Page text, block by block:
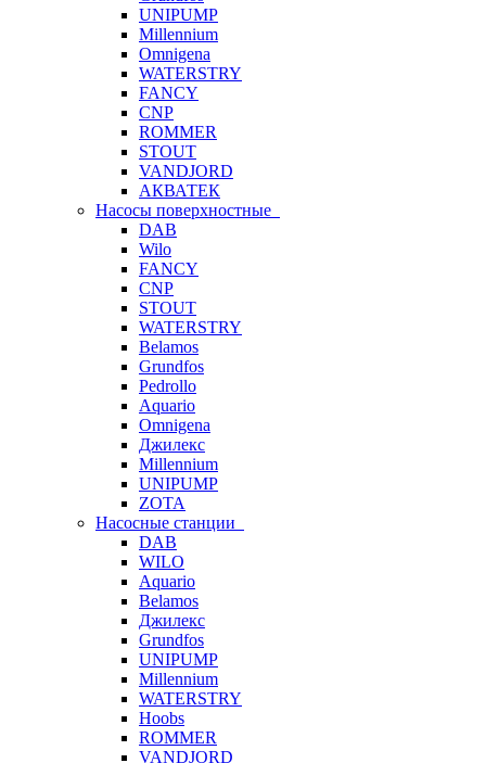
UNIPUMP
Millennium
Omnigena
WATERSTRY
FANCY
CNP
ROMMER
STOUT
VANDJORD
АКВАТЕК
Насосы поверхностные
DAB
Wilo
FANCY
CNP
STOUT
WATERSTRY
Belamos
Grundfos
Pedrollo
Aquario
Omnigena
Джилекс
Millennium
UNIPUMP
ZOTA
Насосные станции
DAB
WILO
Aquario
Belamos
Джилекс
Grundfos
UNIPUMP
Millennium
WATERSTRY
Hoobs
ROMMER
VANDJORD